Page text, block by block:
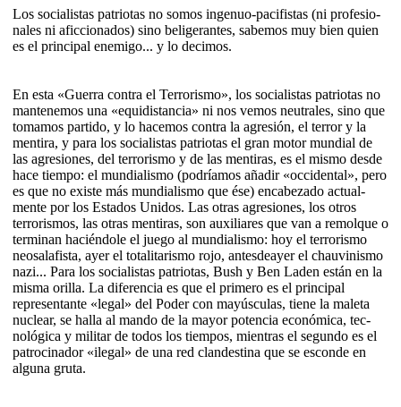
Los socialistas patriotas no somos ingenuo-pacifistas (ni profesio­
nales ni afic­cio­nados) sino beli­gerantes, sabemos muy bien quien
es el principal enemigo... y lo de­cimos.
En esta «Guerra contra el Terrorismo», los socialistas patriotas no
mantenemos una «equidis­tancia» ni nos vemos neutrales, sino que
tomamos par­tido, y lo hacemos contra la agresión, el terror y la
mentira, y para los socialistas patriotas el gran motor mundial de
las agresiones, del terrorismo y de las men­tiras, es el mismo desde
hace tiempo: el mundialismo (podríamos añadir «occi­dental», pero
es que no existe más mun­dia­lismo que ése) en­cabezado actual­
mente por los Estados Unidos. Las otras agresiones, los otros
terro­ris­mos, las otras mentiras, son auxiliares que van a remolque o
terminan ha­ciéndole el juego al mun­dialismo: hoy el terro­rismo
neosala­fista, ayer el tota­litarismo rojo, antes­deayer el chauvinismo
nazi... Para los socialistas patriotas, Bush y Ben Laden están en la
misma orilla. La diferencia es que el primero es el prin­cipal
representante «legal» del Poder con mayúsculas, tiene la maleta
nu­clear, se halla al mando de la mayor potencia económica, tec­
nológica y militar de todos los tiempos, mientras el segundo es el
patrocinador «ilegal» de una red clandes­tina que se esconde en
alguna gru­ta.